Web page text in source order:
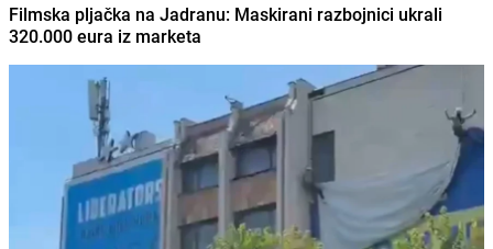
Filmska pljačka na Jadranu: Maskirani razbojnici ukrali
320.000 eura iz marketa